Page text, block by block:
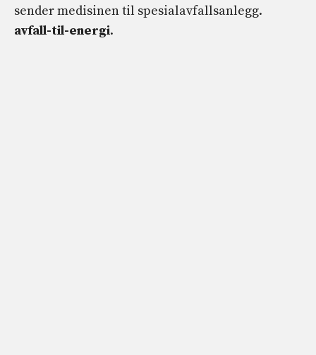
sender medisinen til spesialavfallsanlegg.
avfall-til-energi.